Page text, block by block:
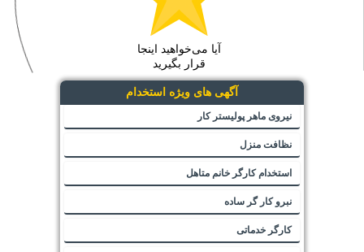
آیا می‌خواهید اینجا
قرار بگیرید
آگهی های ویژه استخدام
نیروی ماهر پولیستر کار
نظافت منزل
استخدام کارگر خانم متاهل
نبرو کار گر ساده
کارگر خدماتی